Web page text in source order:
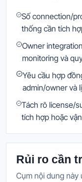
Số connection/
thống cần tích
Owner
monitoring và
Yêu cầu hợp
admin/owner và
Tách rõ license/
tích hợp hoặc
Rủi ro cần
Cụm nội dung này